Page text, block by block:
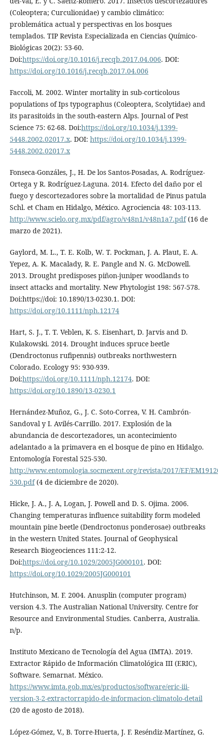
(Coleoptera; Curculionidae) y cambio climático:
problemática actual y perspectivas en los bosques
templados. TIP Revista Especializada en Ciencias Químico-
Biológicas 20(2): 53-60.
Doi:https://doi.org/10.1016/j.recqb.2017.04.006. DOI:
https://doi.org/10.1016/j.recqb.2017.04.006
Faccoli, M. 2002. Winter mortality in sub-corticolous
populations of Ips typographus (Coleoptera, Scolytidae) and
its parasitoids in the south-eastern Alps. Journal of Pest
Science 75: 62-68. Doi:https://doi.org/10.1034/j.1399-
5448.2002.02017.x. DOI: https://doi.org/10.1034/j.1399-
5448.2002.02017.x
Fonseca-Gonzáles, J., H. De los Santos-Posadas, A. Rodríguez-
Ortega y R. Rodríguez-Laguna. 2014. Efecto del daño por el
fuego y descortezadores sobre la mortalidad de Pinus patula
Schl. et Cham en Hidalgo, México. Agrociencia 48: 103-113.
http://www.scielo.org.mx/pdf/agro/v48n1/v48n1a7.pdf(16 de
marzo de 2021).
Gaylord, M. L., T. E. Kolb, W. T. Pockman, J. A. Plaut, E. A.
Yepez, A. K. Macalady, R. E. Pangle and N. G. McDowell.
2013. Drought predisposes piñon-juniper woodlands to
insect attacks and mortality. New Phytologist 198: 567-578.
Doi:https://doi: 10.1890/13-0230.1. DOI:
https://doi.org/10.1111/nph.12174
Hart, S. J., T. T. Veblen, K. S. Eisenhart, D. Jarvis and D.
Kulakowski. 2014. Drought induces spruce beetle
(Dendroctonus rufipennis) outbreaks northwestern
Colorado. Ecology 95: 930-939.
Doi:https://doi.org/10.1111/nph.12174. DOI:
https://doi.org/10.1890/13-0230.1
Hernández-Muñoz, G., J. C. Soto-Correa, V. H. Cambrón-
Sandoval y I. Avilés-Carrillo. 2017. Explosión de la
abundancia de descortezadores, un acontecimiento
adelantado a la primavera en el bosque de pino en Hidalgo.
Entomología Forestal 525-530.
http://www.entomologia.socmexent.org/revista/2017/EF/
530.pdf(4 de diciembre de 2020).
Hicke, J. A., J. A, Logan, J. Powell and D. S. Ojima. 2006.
Changing temperaturas influence suitability form modeled
mountain pine beetle (Dendroctonus ponderosae) outbreaks
in the western United States. Journal of Geophysical
Research Biogeociences 111:2-12.
Doi:https://doi.org/10.1029/2005JG000101. DOI:
https://doi.org/10.1029/2005JG000101
Hutchinson, M. F. 2004. Anusplin (computer program)
version 4.3. The Australian National University. Centre for
Resource and Environmental Studies. Canberra, Australia.
n/p.
Instituto Mexicano de Tecnología del Agua (IMTA). 2019.
Extractor Rápido de Información Climatológica III (ERIC),
Software. Semarnat. México.
https://www.imta.gob.mx/es/productos/software/eric-iii-
version-3-2-extractorrapido-de-informacion-climatolo-detail
(20 de agosto de 2018).
López-Gómez, V., B. Torre-Huerta, J. F. Reséndiz-Martínez, G.